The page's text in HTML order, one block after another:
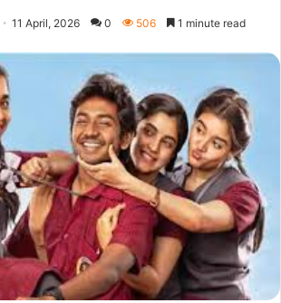
11 April, 2026 0 506 1 minute read